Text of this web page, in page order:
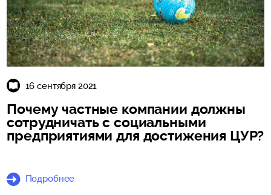
16 сентября 2021
Почему частные компании должны
сотрудничать с социальными
предприятиями для достижения ЦУР?
Подробнее